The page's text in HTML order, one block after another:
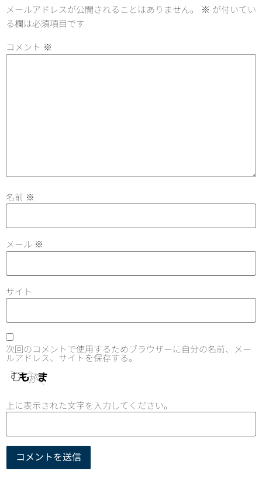
メールアドレスが公開されることはありません。 ※ が付いてい
る欄は必須項目です
コメント ※
名前 ※
メール ※
サイト
次回のコメントで使用するためブラウザーに自分の名前、メー
ルアドレス、サイトを保存する。
上に表示された文字を入力してください。